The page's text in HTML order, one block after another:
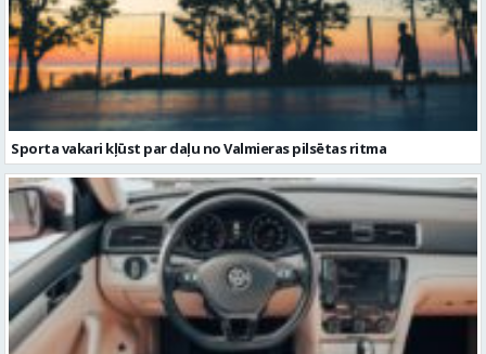
Sporta vakari kļūst par daļu no Valmieras pilsētas ritma